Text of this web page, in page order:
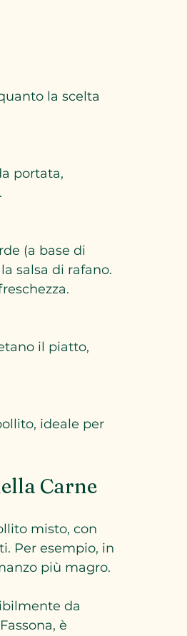
la scelta
salsa di rafano.
Carne
misto, con
Per esempio, in
più magro.
da
è